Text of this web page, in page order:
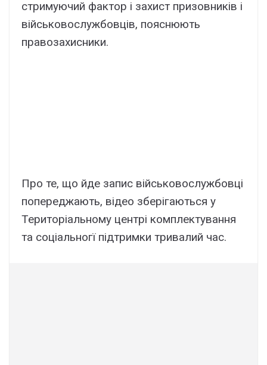
стримуючий фактор і захист призовників і
військовослужбовців, пояснюють
правозахисники.
Про те, що йде запис військовослужбовці
попереджають, відео зберігаються у
Територіальному центрі комплектування
та соціальногї підтримки тривалий час.